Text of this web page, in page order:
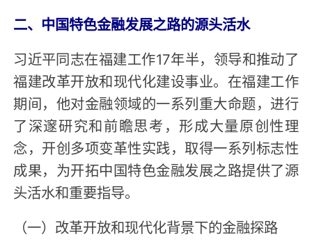
二、中国特色金融发展之路的源头活水
习近平同志在福建工作17年半，领导和推动了
福建改革开放和现代化建设事业。在福建工作
期间，他对金融领域的一系列重大命题，进行
了深邃研究和前瞻思考，形成大量原创性理
念，开创多项变革性实践，取得一系列标志性
成果，为开拓中国特色金融发展之路提供了源
头活水和重要指导。
（一）改革开放和现代化背景下的金融探路